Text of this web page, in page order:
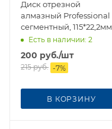
Диск отрезной
алмазный Professional
сегментный, 115*22,2мм
Есть в наличии: 2
200 руб./шт
215руб. -7%
В КОРЗИНУ